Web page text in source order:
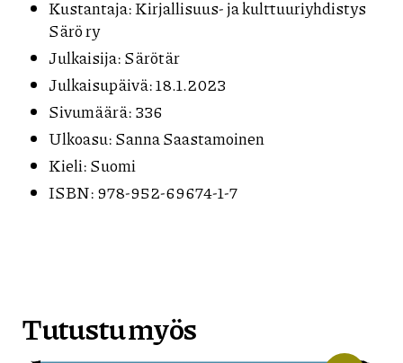
Kustantaja: Kirjallisuus- ja kulttuuriyhdistys
Särö ry
Julkaisija: Särötär
Julkaisupäivä: 18.1.2023
Sivumäärä: 336
Ulkoasu: Sanna Saastamoinen
Kieli: Suomi
ISBN: 978-952-69674-1-7
Tutustu myös